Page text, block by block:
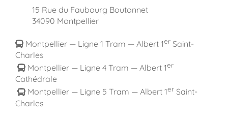
15 Rue du Faubourg Boutonnet
34090 Montpellier
Montpellier — Ligne 1 Tram — Albert 1erSaint-
Charles
Montpellier — Ligne 4 Tram — Albert 1er
Cathédrale
Montpellier — Ligne 5 Tram — Albert 1erSaint-
Charles